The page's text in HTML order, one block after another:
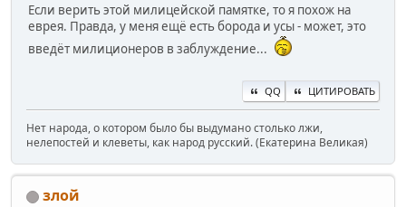
Если верить этой милицейской памятке, то я похож на
еврея. Правда, у меня ещё есть борода и усы - может, это
введёт милиционеров в заблуждение...
QQ ЦИТИРОВАТЬ
Нет народа, о котором было бы выдумано столько лжи,
нелепостей и клеветы, как народ русский. (Екатерина Великая)
злой